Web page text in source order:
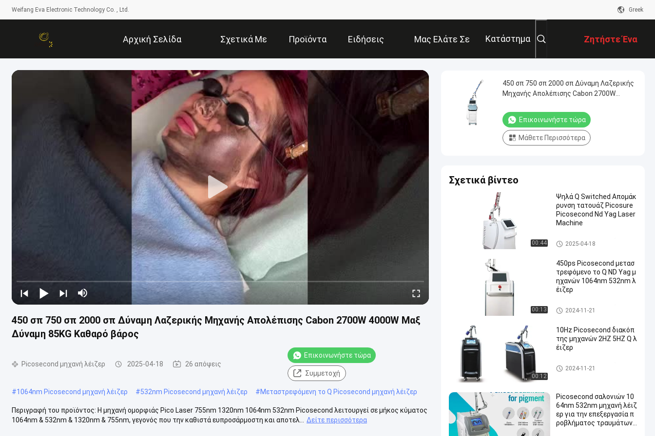
Weifang Eva Electronic Technology Co. , Ltd. Greek
Αρχική Σελίδα Σχετικά Με
Εμάς
Προϊόντα Ειδήσεις Μας Ελάτε Σε Κατάστημα Ζητήστε Ένα
Απόσπασμα
450 σπ 750 σπ 2000 σπ Δύναμη Λαζερικής Μηχανής Απολέπισης Cabon 2700W 4000W Μαξ
Δύναμη 85KG Καθαρό βάρος
Picosecond μηχανή λέιζερ 2025-04-18 26 απόψεις
Επικοινωνήστε τώρα
Συμμετοχή
#1064nm Picosecond μηχανή λέιζερ #532nm Picosecond μηχανή λέιζερ #Μεταστρεφόμενη το Q Picosecond μηχανή λέιζερ
Περιγραφή του προϊόντος: Η μηχανή ομορφιάς Pico Laser 755nm 1320nm 1064nm 532nm Picosecond λειτουργεί σε μήκος κύματος
1064nm & 532nm & 1320nm & 755nm, γεγονός που την καθιστά ευπροσάρμοστη και αποτελ...
Δείτε περισσότερα
450 σπ 750 σπ 2000 σπ Δύναμη Λαζερικής
Μηχανής Απολέπισης Cabon 2700W
Επικοινωνήστε τώρα
Μάθετε Περισσότερα
Σχετικά βίντεο
00:44
Ψηλά Q Switched Απομάκ
ρυνση τατουάζ Picosure
Picosecond Nd Yag Laser
Machine
Picosecond μηχανή λέιζερ
2025-04-18
00:13
450ps Picosecond μετασ
τρεφόμενο το Q ND Yag μ
ηχανών 1064nm 532nm λ
έιζερ
Picosecond μηχανή λέιζερ
2024-11-21
00:12
10Hz Picosecond διακόπ
της μηχανών 2HZ 5HZ Q λ
έιζερ
Picosecond μηχανή λέιζερ
2024-11-21
Picosecond σαλονιών 10
64nm 532nm μηχανή λέιζ
ερ για την επεξεργασία π
ροβλήματος τραυμάτων